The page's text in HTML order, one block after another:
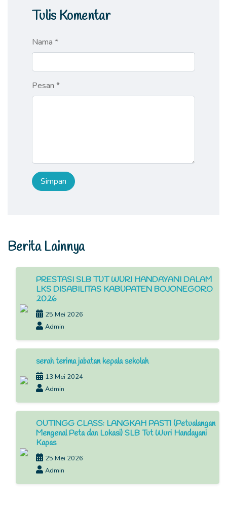
Tulis Komentar
Nama *
Pesan *
Berita Lainnya
PRESTASI SLB TUT WURI HANDAYANI DALAM
LKS DISABILITAS KABUPATEN BOJONEGORO
2026
25 Mei 2026
Admin
serah terima jabatan kepala sekolah
13 Mei 2024
Admin
OUTINGG CLASS: LANGKAH PASTI (Petualangan
Mengenal Peta dan Lokasi) SLB Tut Wuri Handayani
Kapas
25 Mei 2026
Admin